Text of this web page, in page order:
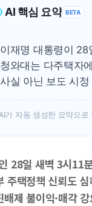
AI 핵심 요약 BETA
이재명 대통령이
청와대는 다주택자
사실 아닌 보도 시
가 자동 생성한 요약으
28일 새벽 3시11
주택정책 신뢰도
제 불이익·매각